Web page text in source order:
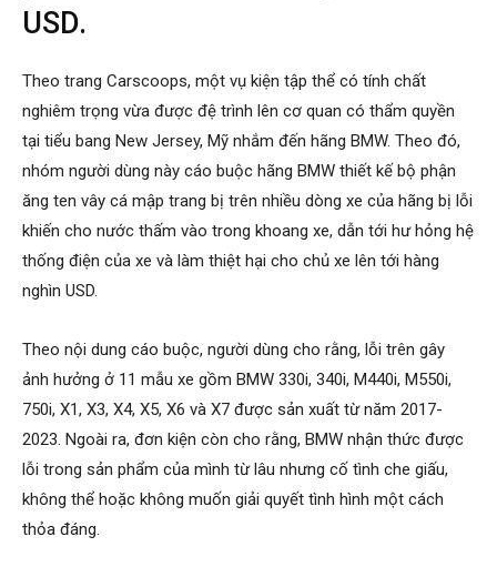
USD.
Theo trang Carscoops, một vụ kiện tập thể có tính chất
nghiêm trọng vừa được đệ trình lên cơ quan có thẩm quyền
tại tiểu bang New Jersey, Mỹ nhắm đến hãng BMW. Theo đó,
nhóm người dùng này cáo buộc hãng BMW thiết kế bộ phận
ăng ten vây cá mập trang bị trên nhiều dòng xe của hãng bị lỗi
khiến cho nước thấm vào trong khoang xe, dẫn tới hư hỏng hệ
thống điện của xe và làm thiệt hại cho chủ xe lên tới hàng
nghìn USD.
Theo nội dung cáo buộc, người dùng cho rằng, lỗi trên gây
ảnh hưởng ở 11 mẫu xe gồm BMW 330i, 340i, M440i, M550i,
750i, X1, X3, X4, X5, X6 và X7 được sản xuất từ năm 2017-
2023. Ngoài ra, đơn kiện còn cho rằng, BMW nhận thức được
lỗi trong sản phẩm của mình từ lâu nhưng cố tình che giấu,
không thể hoặc không muốn giải quyết tình hình một cách
thỏa đáng.